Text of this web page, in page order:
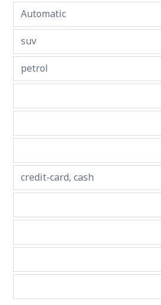
Automatic
suv
petrol
credit-card, cash